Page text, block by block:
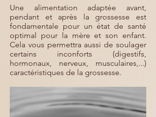
Une alimentation adaptée avant,
pendant et après la grossesse est
fondamentale pour un état de santé
optimal pour la mère et son enfant.
Cela vous permettra aussi de soulager
certains inconforts (digestifs,
hormonaux, nerveux, musculaires,...)
caractéristiques de la grossesse.